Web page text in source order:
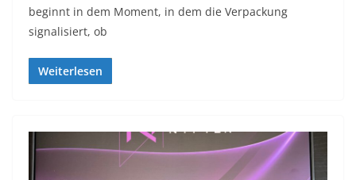
beginnt in dem Moment, in dem die Verpackung
signalisiert, ob
Weiterlesen